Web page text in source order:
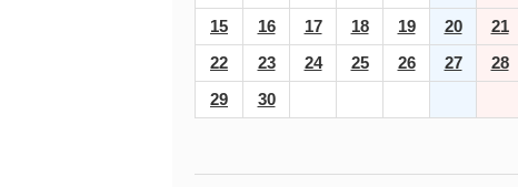
15
16 17 18 19 20
21
22
23 24 25 26 27
28
29
30